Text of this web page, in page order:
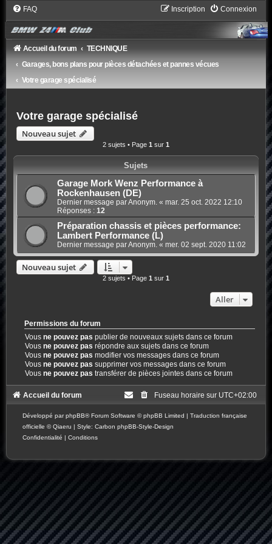
FAQ Connexion
Inscription
Accueil du forum
TECHNIQUE
Garages, bons plans pour pièces détachées et pannes vécues
Votre garage spécialisé
Votre garage spécialisé
Nouveau sujet
2 sujets • Page 1 sur 1
Sujets
Garage Mork Wenz Performance à
Rockenhausen (DE)
Dernier message par Anonym. « mar. 25 oct. 2022 12:10
Réponses : 12
Préparation chassis et pièces performance:
Lambert Performance (L)
Dernier message par Anonym. « mer. 02 sept. 2020 11:02
Nouveau sujet
2 sujets • Page 1 sur 1
Aller
Permissions du forum
Vousne pouvez pas publier de nouveaux sujets dans ce forum
Vousne pouvez pas répondre aux sujets dans ce forum
Vousne pouvez pas modifier vos messages dans ce forum
Vousne pouvez pas supprimer vos messages dans ce forum
Vousne pouvez pas transférer de pièces jointes dans ce forum
Accueil du forum Fuseau horaire sur UTC+02:00
Développé parphpBB® Forum Software © phpBB Limited | Traduction française
officielle ©Qiaeru | Style: Carbon phpBB-Style-Design
Confidentialité | Conditions